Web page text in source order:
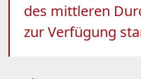
des mittleren
zur Verfügung